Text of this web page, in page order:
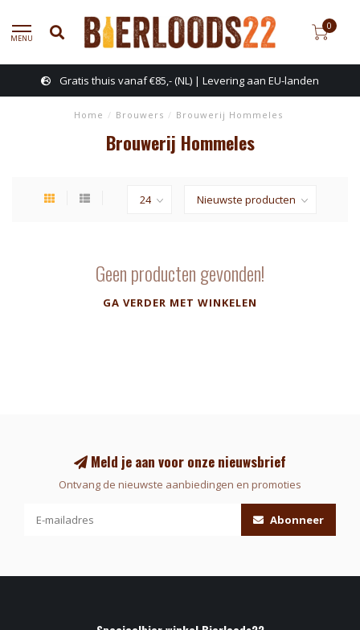
MENU
0
Gratis thuis vanaf €85,- (NL) | Levering aan EU-landen
Home / Brouwers / Brouwerij Hommeles
Brouwerij Hommeles
Geen producten gevonden!
GA VERDER MET WINKELEN
Meld je aan voor onze nieuwsbrief
Ontvang de nieuwste aanbiedingen en promoties
Abonneer